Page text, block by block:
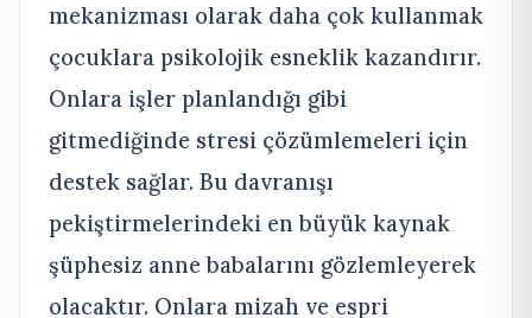
mekanizması olarak daha çok kullanmak
çocuklara psikolojik esneklik kazandırır.
Onlara işler planlandığı gibi
gitmediğinde stresi çözümlemeleri için
destek sağlar. Bu davranışı
pekiştirmelerindeki en büyük kaynak
şüphesiz anne babalarını gözlemleyerek
olacaktır. Onlara mizah ve espri